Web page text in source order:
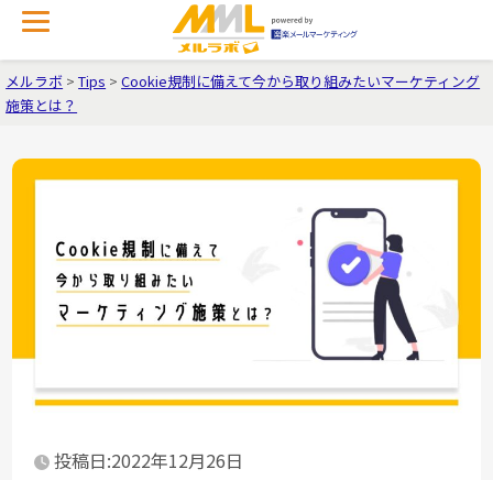
メルラボ >Tips >Cookie規制に備えて今から取り組みたいマーケティング
施策とは？
投稿日:2022年12月26日